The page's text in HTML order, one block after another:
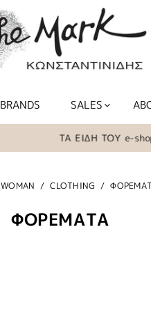
BRANDS SALES
ΤΑ ΕΙΔΗ ΤΟΥ e-shop ΔΕΝ
WOMAN CLOTHING
ΦΟΡΕΜΑΤΑ